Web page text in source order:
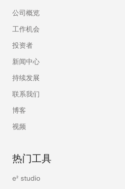
公司概览
工作机会
投资者
新闻中心
持续发展
联系我们
博客
视频
热门工具
e² studio